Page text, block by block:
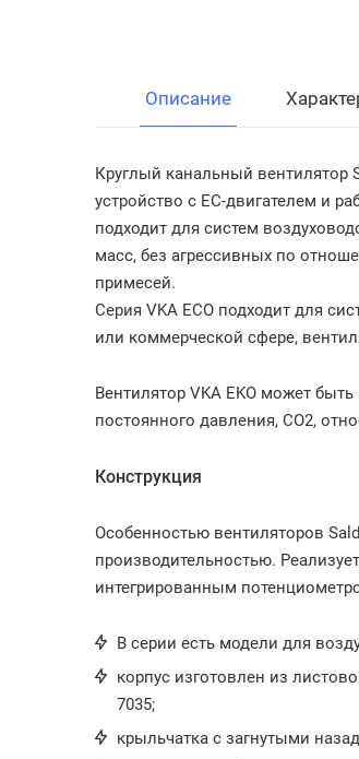
Описание
Круглый канальный вентилятор
устройство с EC-двигателем и
подходит для систем
масс, без агрессивных по
примесей.
Серия VKA ECO подходит для
или коммерческой сфере,
Вентилятор VKA EKO может
постоянного давления, CO2,
Конструкция
Особенностью вентиляторов
производительностью.
интегрированным
В серии есть модели для
корпус изготовлен из
7035;
крыльчатка с загнутыми